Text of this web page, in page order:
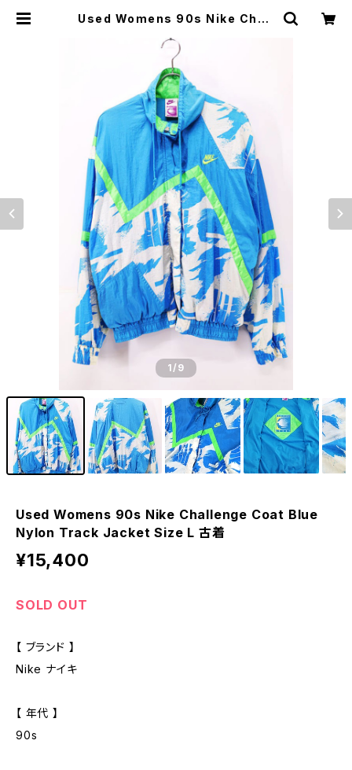
Used Womens 90s Nike Chall
acket Size L 古着 | ear vintage
&culture store
1/9
Used Womens 90s Nike Challenge Coat Blue
Nylon Track Jacket Size L 古着
¥15,400
SOLD OUT
【 ブランド 】
Nike ナイキ
【 年代 】
90s